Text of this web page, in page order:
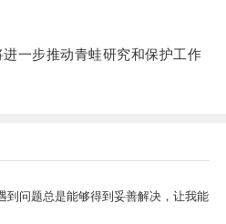
一步推动青蛙研究和保护工作
到问题总是能够得到妥善解决，让我能